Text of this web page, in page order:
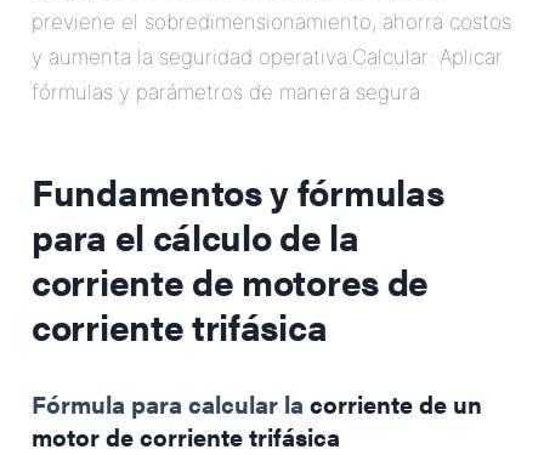
previene el sobredimensionamiento, ahorra costos
y aumenta la seguridad operativa.Calcular: Aplicar
fórmulas y parámetros de manera segura
Fundamentos y fórmulas
para el cálculo de la
corriente de motores de
corriente trifásica
Fórmula para calcular la corriente de un
motor de corriente trifásica